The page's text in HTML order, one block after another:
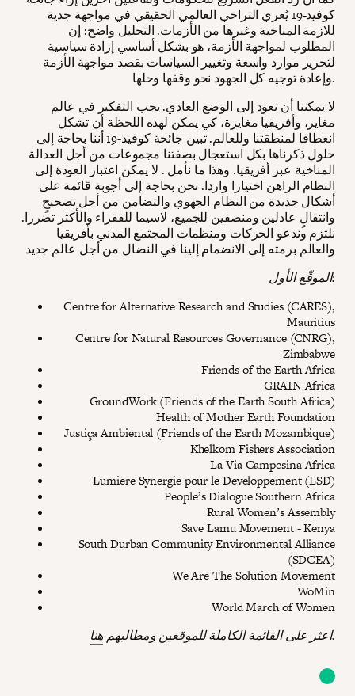
كوفيد-19 يُعري التراخي العالمي الحقيقي في مواجهة جدية
للازمة المناخية وغيرها من الأزمات. التحليل واضح: إن
المطلوب لمواجهة الأزمة، هو بشكل أساسي إرادة سياسية
لتحرير موارد واسعة وتغيير السياسات بقصد مواجهة الأزمة
وإعادة توجيه كل الجهود نحو وقفها وحلها.
لا يمكننا أن نعود إلى الوضع العادي. يجب التفكير في عالم
مغاير، وأفريقيا مغايرة، كي يمكن لهذه اللحظة أن تشكل
انعطافا لمنطقتنا وللعالم. تبين جائحة كوفيد-19 أننا بحاجة إلى
حلول ذكرناها بكل استعجال بصفتنا مجموعات من أجل العدالة
المناخية عبر أفريقيا. وهذا ما نأمل . لا يمكن اعتبار العودة إلى
النظام الراهن اختيارا واردا. نحن بحاجة إلى أجوبة قائمة على
أشكال جديدة من النظام الجهوي والتضامن من أجل تصحيحٍ
وانتقالٍ عادلين ومنصفين للجميع، لاسيما للفقراء والأكثر تضررا.
نلتزم وندعو الحركات ومنظمات المجتمع المدني بأفريقيا
والعالم برمته إلى الانضمام إلينا في النضال من أجل عالم جديد
الموقّع الأول:
Centre for Alternative Research and Studies (CARES),
Mauritius
Centre for Natural Resources Governance (CNRG),
Zimbabwe
Friends of the Earth Africa
GRAIN Africa
GroundWork (Friends of the Earth South Africa)
Health of Mother Earth Foundation
Justiça Ambiental (Friends of the Earth Mozambique)
Khelkom Fishers Association
La Via Campesina Africa
Lumiere Synergie pour le Developpement (LSD)
People’s Dialogue Southern Africa
Rural Women’s Assembly
Save Lamu Movement - Kenya
South Durban Community Environmental Alliance
(SDCEA)
We Are The Solution Movement
WoMin
World March of Women
اعثر على القائمة الكاملة للموقعين ومطالبهم هنا .